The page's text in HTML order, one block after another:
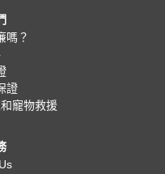
嗎？
證
寵物救援